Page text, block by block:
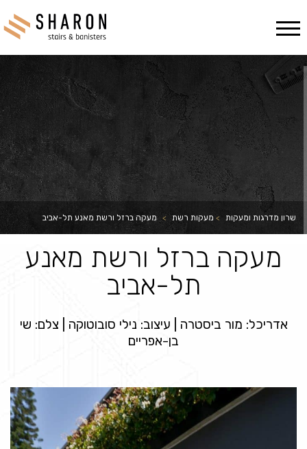
Skip
to
content
שרון מדרגות ומעקות > מעקות רשת > מעקה ברזל ורשת מאנע תל-אביב
מעקה ברזל ורשת מאנע
תל-אביב
אדריכל: מור ביסטרה | עיצוב: נילי סובוטוקה | צלם: שי
בן-אפריים